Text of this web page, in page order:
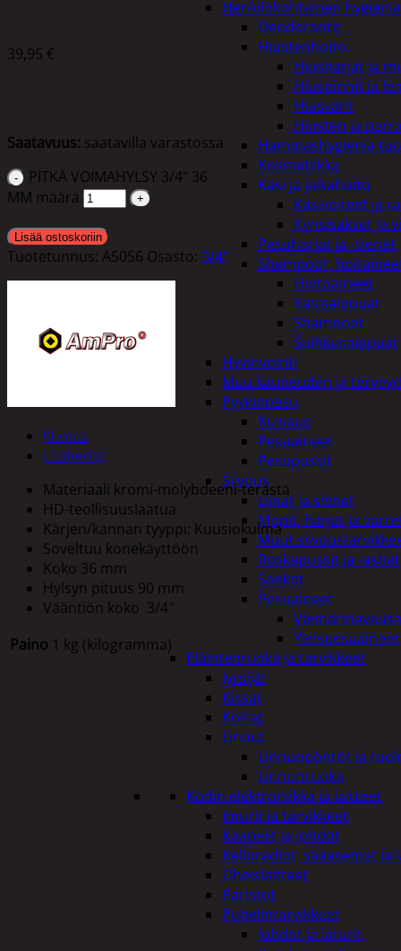
Henkilökohtainen hygienia
Deodorantit
Hiustenhoito
Hiusharjat ja
Hiuspinnit ja
Hiusvärit
Hiusten ja
Hammashygienia
Kosmetiikka
Käsi ja jalkahoito
Käsivoiteet ja
Kynsisakset ja
Pesuharjat ja -sienet
Shampoot,
Hoitoaineet
Käsisaippuat
Shampoot
Suihkusaippuat
Hyvinvointi
Muu kauneuden ja
Pyykinpesu
Kuivaus
Pesuaineet
Pesupussit
Siivous
Liinat ja sienet
Mopit, harjat ja
Muut
Roskapussit ja -astiat
Sankot
Pesuaineet
Yleispesuaineet
Eläintenruoka ja tarvikkeet
Jyrsijät
Kissat
Koirat
Linnut
Linnunpöntöt ja
Linnunruoka
Kodin elektroniikka ja laitteet
Imurit ja tarvikkeet
Kaapelit ja johdot
Kelloradiot, sääasemat
Oheislaitteet
Paristot
Puhelintarvikkeet
Johdot ja laturit
39,95 €
Saatavuus: saatavilla varastossa
PITKÄ VOIMAHYLSY 3/4" 36
MM määrä
Lisää ostoskoriin
Tuotetunnus: A5056 Osasto: 3/4"
Kuvaus
Lisätiedot
Materiaali kromi-molybdeeni-terästä
HD-teollisuuslaatua
Kärjen/kannan tyyppi: Kuusiokulma
Soveltuu konekäyttöön
Koko 36 mm
Hylsyn pituus 90 mm
Vääntiön koko 3/4″
Paino 1 kg (kilogramma)